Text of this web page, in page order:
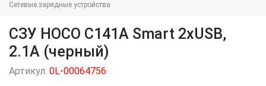
Сетевые зарядные устройства
СЗУ HOCO C141A Smart 2xUSB,
2.1А (черный)
Артикул: 0L-00064756